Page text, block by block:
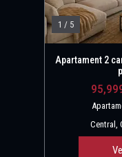
1 / 5
Apartament 2
Central,